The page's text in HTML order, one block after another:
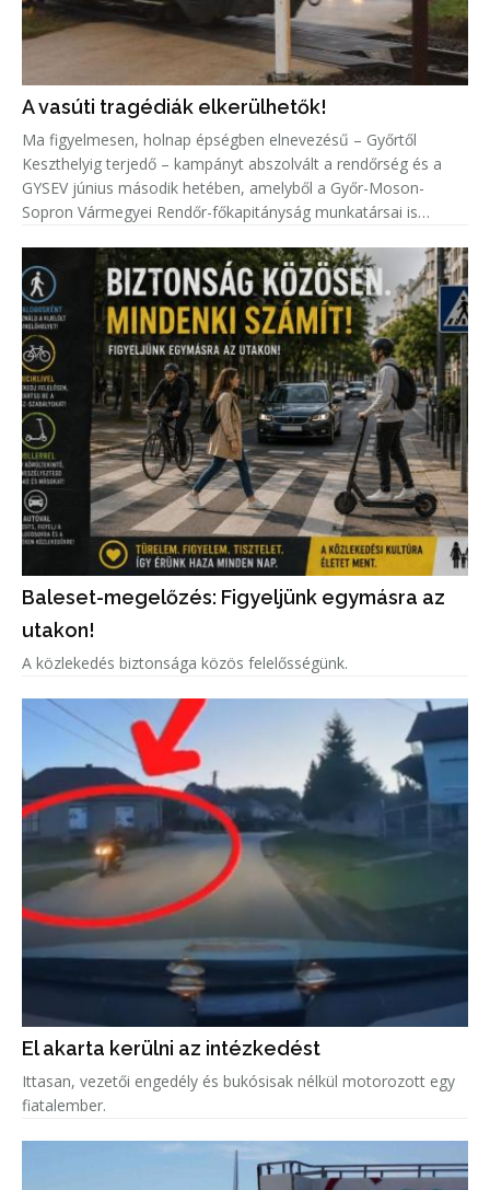
A vasúti tragédiák elkerülhetők!
Ma figyelmesen, holnap épségben elnevezésű – Győrtől
Keszthelyig terjedő – kampányt abszolvált a rendőrség és a
GYSEV június második hetében, amelyből a Győr-Moson-
Sopron Vármegyei Rendőr-főkapitányság munkatársai is
Baleset-megelőzés: Figyeljünk egymásra az
utakon!
A közlekedés biztonsága közös felelősségünk.
El akarta kerülni az intézkedést
Ittasan, vezetői engedély és bukósisak nélkül motorozott egy
fiatalember.